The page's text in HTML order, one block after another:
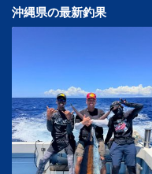
沖縄県の最新釣果